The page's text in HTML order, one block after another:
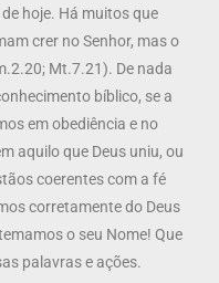
hoje. Há muitos que
crer no Senhor, mas o
Mt.7.21). De nada
bíblico, se a
em obediência e no
aquilo que Deus uniu, ou
coerentes com a fé
corretamente do Deus
o seu Nome! Que
palavras e ações.